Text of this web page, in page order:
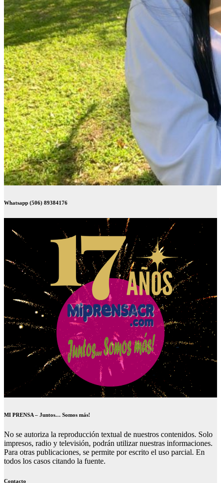
Whatsapp (506) 89384176
MI PRENSA – Juntos… Somos más!
No se autoriza la reproducción textual de nuestros contenidos. Solo
impresos, radio y televisión, podrán utilizar nuestras informaciones.
Para otras publicaciones, se permite por escrito el uso parcial. En
todos los casos citando la fuente.
Contacto